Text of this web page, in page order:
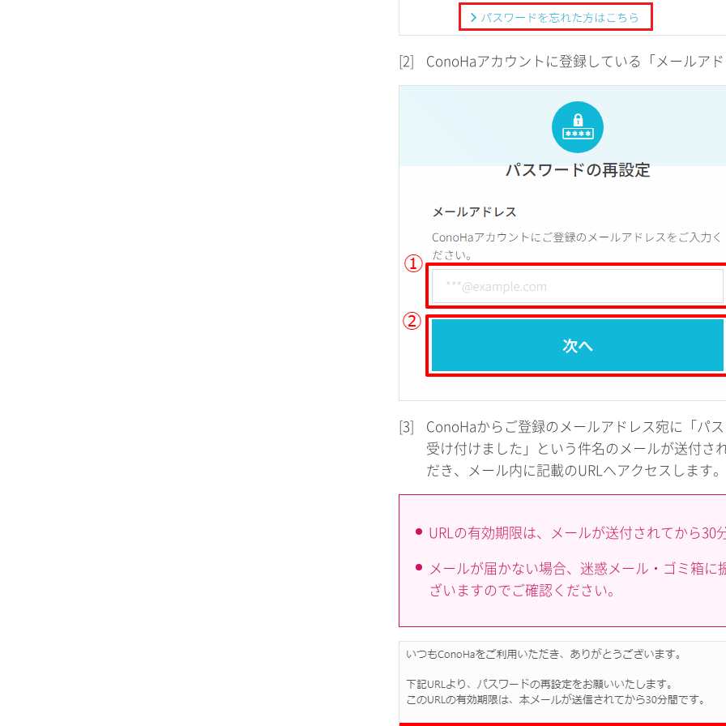
[2] ConoHaアカウントに登録している「メールア
[3]
ConoHaからご登録のメールアドレス宛に「パ
受け付けました」という件名のメールが送付さ
だき、メール内に記載のURLへアクセスします。
URLの有効期限は、メールが送付されてから30
メールが届かない場合、迷惑メール・ゴミ箱
ざいますのでご確認ください。